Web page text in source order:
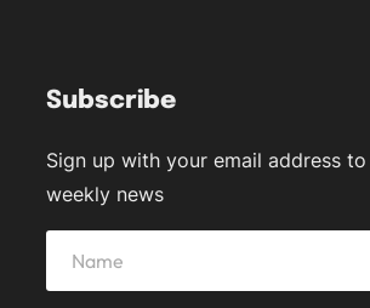
Subscribe
Sign up with your email address
weekly news